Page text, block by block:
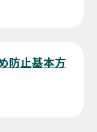
防止基本方